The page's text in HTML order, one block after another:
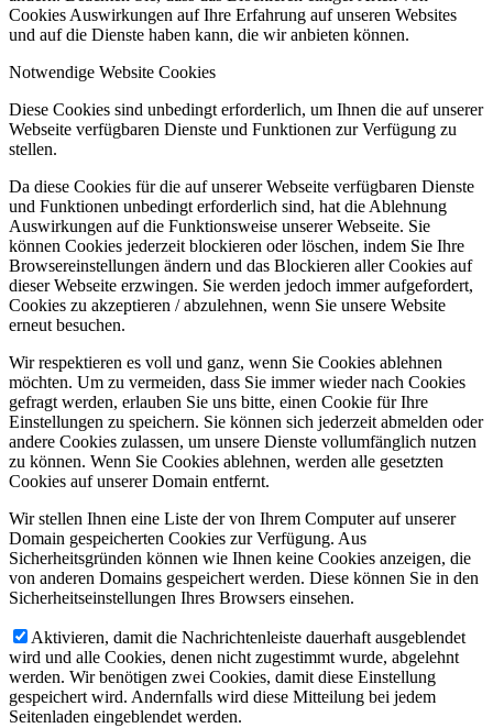
Cookies Auswirkungen auf Ihre Erfahrung auf unseren Websites
und auf die Dienste haben kann, die wir anbieten können.
Notwendige Website Cookies
Diese Cookies sind unbedingt erforderlich, um Ihnen die auf unserer
Webseite verfügbaren Dienste und Funktionen zur Verfügung zu
stellen.
Da diese Cookies für die auf unserer Webseite verfügbaren Dienste
und Funktionen unbedingt erforderlich sind, hat die Ablehnung
Auswirkungen auf die Funktionsweise unserer Webseite. Sie
können Cookies jederzeit blockieren oder löschen, indem Sie Ihre
Browsereinstellungen ändern und das Blockieren aller Cookies auf
dieser Webseite erzwingen. Sie werden jedoch immer aufgefordert,
Cookies zu akzeptieren / abzulehnen, wenn Sie unsere Website
erneut besuchen.
Wir respektieren es voll und ganz, wenn Sie Cookies ablehnen
möchten. Um zu vermeiden, dass Sie immer wieder nach Cookies
gefragt werden, erlauben Sie uns bitte, einen Cookie für Ihre
Einstellungen zu speichern. Sie können sich jederzeit abmelden oder
andere Cookies zulassen, um unsere Dienste vollumfänglich nutzen
zu können. Wenn Sie Cookies ablehnen, werden alle gesetzten
Cookies auf unserer Domain entfernt.
Wir stellen Ihnen eine Liste der von Ihrem Computer auf unserer
Domain gespeicherten Cookies zur Verfügung. Aus
Sicherheitsgründen können wie Ihnen keine Cookies anzeigen, die
von anderen Domains gespeichert werden. Diese können Sie in den
Sicherheitseinstellungen Ihres Browsers einsehen.
Aktivieren, damit die Nachrichtenleiste dauerhaft ausgeblendet
wird und alle Cookies, denen nicht zugestimmt wurde, abgelehnt
werden. Wir benötigen zwei Cookies, damit diese Einstellung
gespeichert wird. Andernfalls wird diese Mitteilung bei jedem
Seitenladen eingeblendet werden.